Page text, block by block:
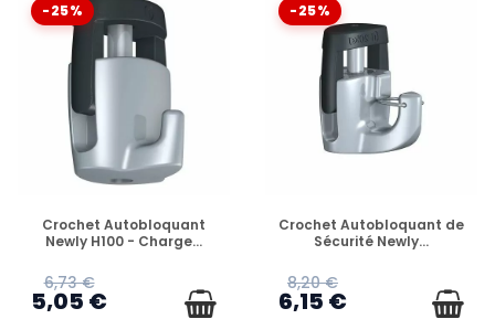
-25%
EN STOCK
Crochet Autobloquant
Newly H100 - Charge...
6,73 €
5,05 €
-25%
EN STOCK
Crochet Autobloquant de
Sécurité Newly...
8,20 €
6,15 €